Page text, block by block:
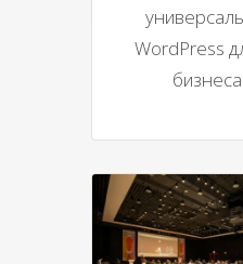
WordPress